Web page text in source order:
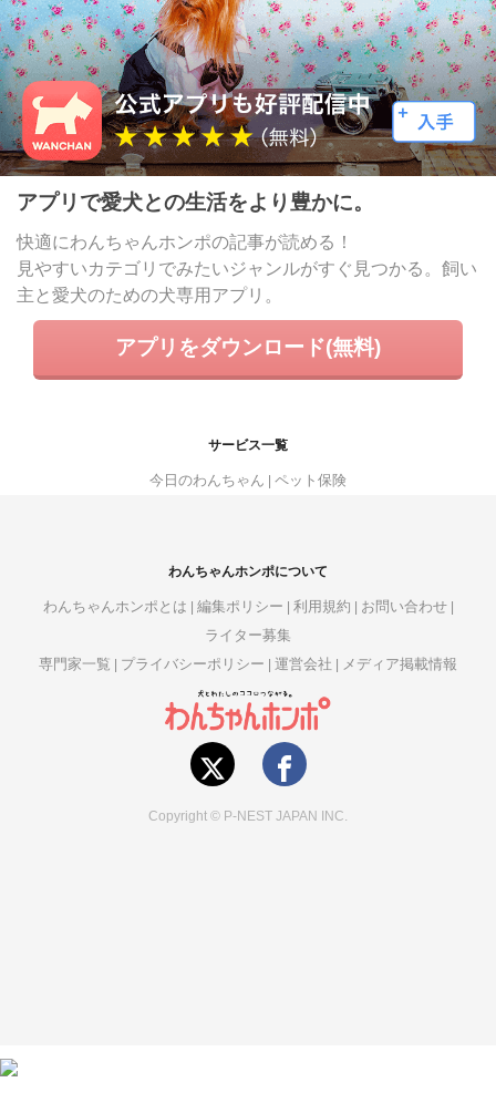
アプリで愛犬との生活をより豊かに。
快適にわんちゃんホンポの記事が読める！
見やすいカテゴリでみたいジャンルがすぐ見つかる。飼い
主と愛犬のための犬専用アプリ。
アプリをダウンロード(無料)
サービス一覧
今日のわんちゃん ペット保険
わんちゃんホンポについて
わんちゃんホンポとは 編集ポリシー 利用規約
お問い合わせ
ライター募集
専門家一覧
プライバシーポリシー 運営会社 メディア掲載情報
Copyright © P-NEST JAPAN INC.